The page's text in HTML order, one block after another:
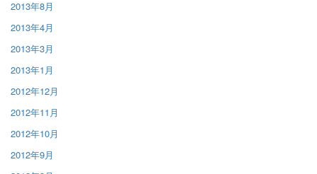
2013年8月
2013年4月
2013年3月
2013年1月
2012年12月
2012年11月
2012年10月
2012年9月